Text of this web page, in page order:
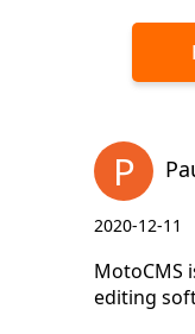
P
2020-12-11
MotoCMS
editing